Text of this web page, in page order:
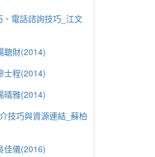
電話諮詢技巧_江文
聰財(2014)
士程(2014)
晴雅(2014)
技巧與資源連結_蘇柏
佳儀(2016)